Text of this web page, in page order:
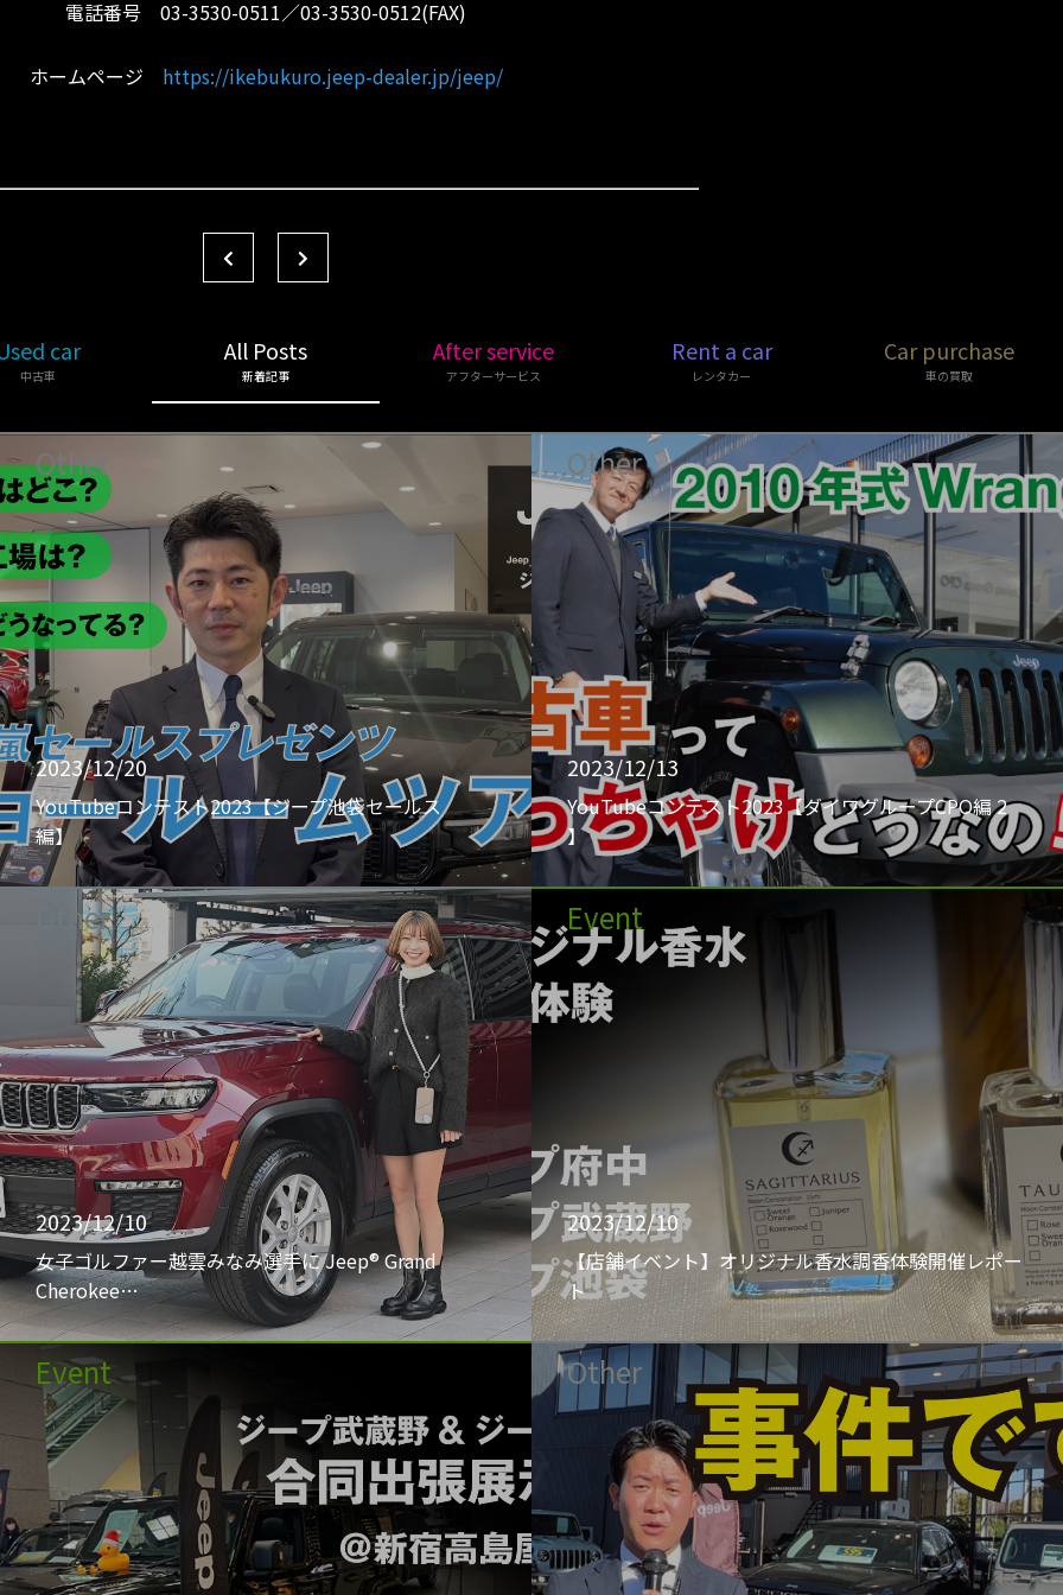
電話番号 03-3530-0511／03-3530-0512(FAX)
ホームページ https://ikebukuro.jeep-dealer.jp/jeep/
car
中古車
All Posts
新着記事
After service
アフターサービス
Rent a car
レンタカー
Car purchase
車の買取
Other
2023/12/20
YouTubeコンテスト2023【ジープ池袋セールス
編】
Other
2023/12/13
YouTubeコンテスト2023【ダイワグループCPO編 2
】
Other
2023/12/10
女子ゴルファー越雲みなみ選手に Jeep® Grand
Cherokee…
Event
2023/12/10
【店舗イベント】オリジナル香水調香体験開催レポー
ト
Event Other